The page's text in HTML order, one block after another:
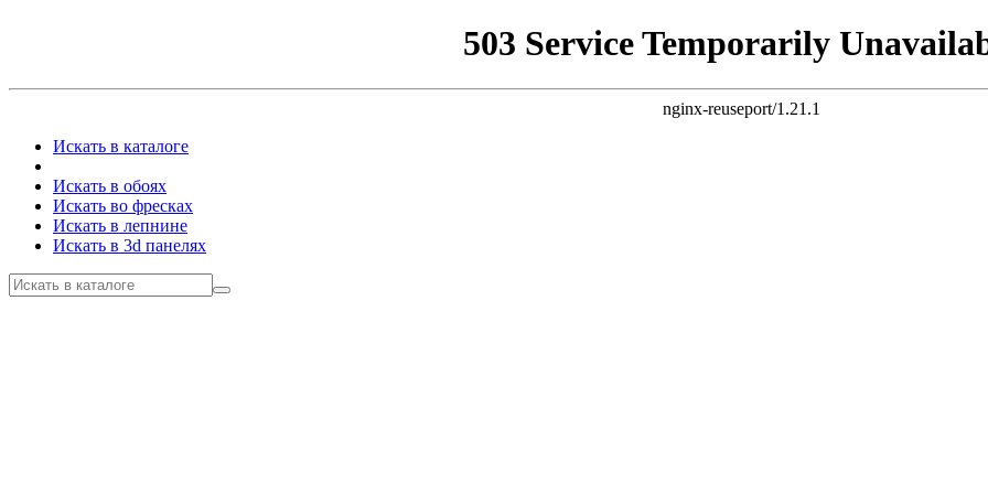
503 Service Temporarily
nginx-reuseport/1.21.1
Искать в каталоге
Искать в обоях
Искать во фресках
Искать в лепнине
Искать в 3d панелях